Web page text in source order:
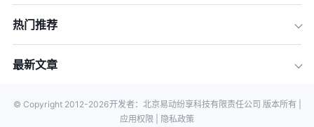
热门推荐
最新文章
© Copyright 2012-2026开发者：北京易动纷享科技有限责任公司 版本所有 |
应用权限 |
隐私政策